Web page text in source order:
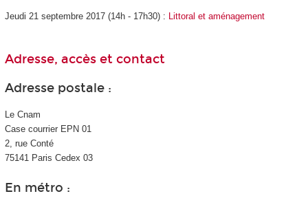
Jeudi 21 septembre 2017 (14h - 17h30) : Littoral et aménagement
Adresse, accès et contact
Adresse postale :
Le Cnam
Case courrier EPN 01
2, rue Conté
75141 Paris Cedex 03
En métro :